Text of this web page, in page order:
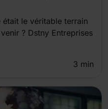
le véritable terrain
? Dstny Entreprises
3 min